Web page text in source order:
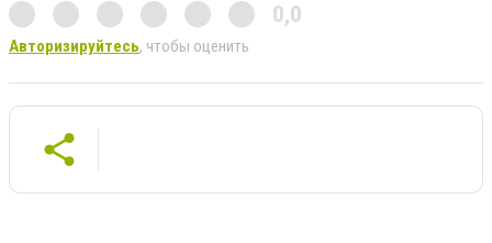
0,0
Авторизируйтесь, чтобы оценить